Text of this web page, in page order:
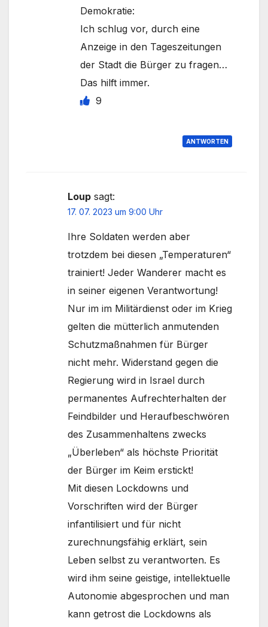
Demokratie:
Ich schlug vor, durch eine
Anzeige in den Tageszeitungen
der Stadt die Bürger zu fragen…
Das hilft immer.
9
ANTWORTEN
Loup sagt:
17. 07. 2023 um 9:00 Uhr
Ihre Soldaten werden aber
trotzdem bei diesen „Temperaturen“
trainiert! Jeder Wanderer macht es
in seiner eigenen Verantwortung!
Nur im im Militärdienst oder im Krieg
gelten die mütterlich anmutenden
Schutzmaßnahmen für Bürger
nicht mehr. Widerstand gegen die
Regierung wird in Israel durch
permanentes Aufrechterhalten der
Feindbilder und Heraufbeschwören
des Zusammenhaltens zwecks
„Überleben“ als höchste Priorität
der Bürger im Keim erstickt!
Mit diesen Lockdowns und
Vorschriften wird der Bürger
infantilisiert und für nicht
zurechnungsfähig erklärt, sein
Leben selbst zu verantworten. Es
wird ihm seine geistige, intellektuelle
Autonomie abgesprochen und man
kann getrost die Lockdowns als